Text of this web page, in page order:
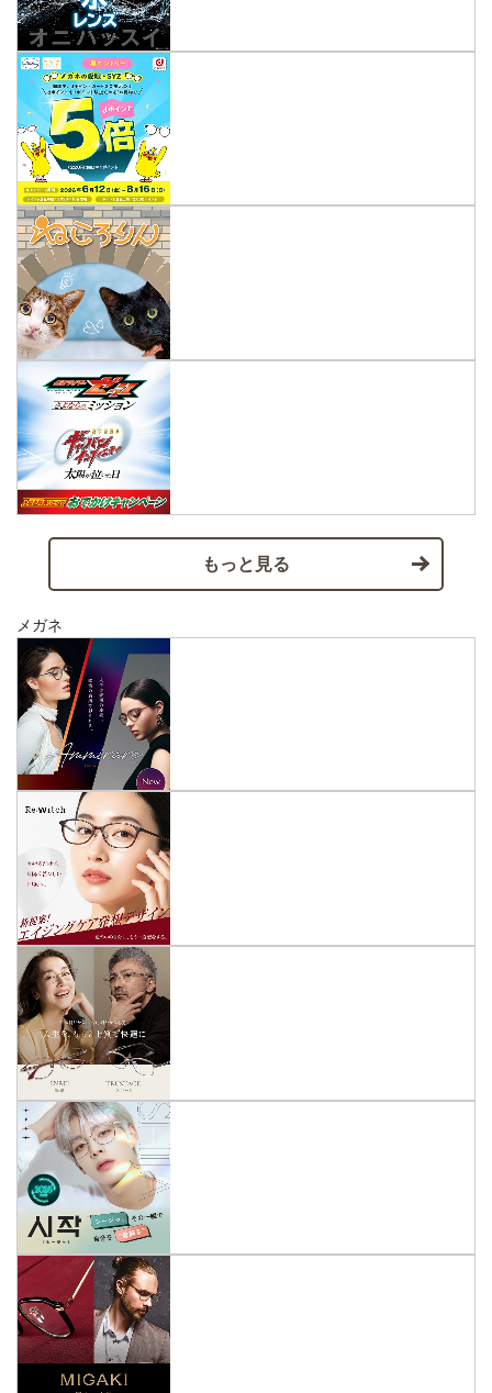
もっと見る
メガネ